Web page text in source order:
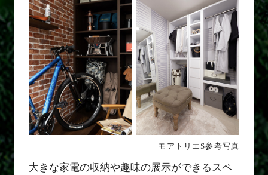
モアトリエS参考写真
大きな家電の収納や趣味の展示ができるスペ